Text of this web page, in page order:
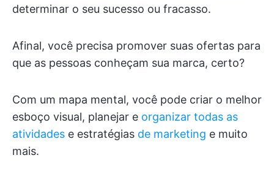
determinar o seu sucesso ou fracasso.
Afinal, você precisa promover suas ofertas para
que as pessoas conheçam sua marca, certo?
Com um mapa mental, você pode criar o melhor
esboço visual, planejar e organizar todas as
atividades e estratégias de marketing e muito
mais.